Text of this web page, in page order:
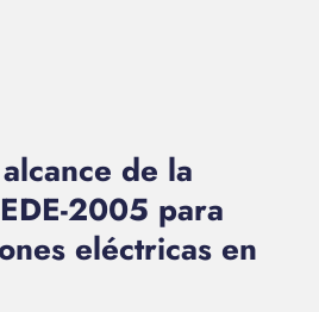
de la
2005 para
eléctricas en